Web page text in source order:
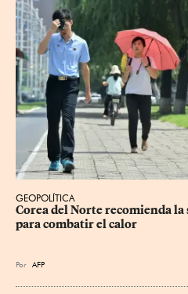
GEOPOLÍTICA
Corea del Norte recomienda la
para combatir el calor
Por AFP